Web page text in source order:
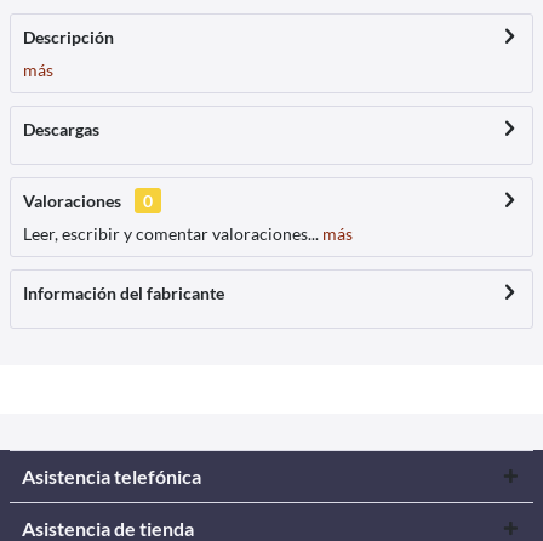
Descripción
más
Descargas
Valoraciones
0
Leer, escribir y comentar valoraciones... más
Información del fabricante
Asistencia telefónica
Asistencia de tienda